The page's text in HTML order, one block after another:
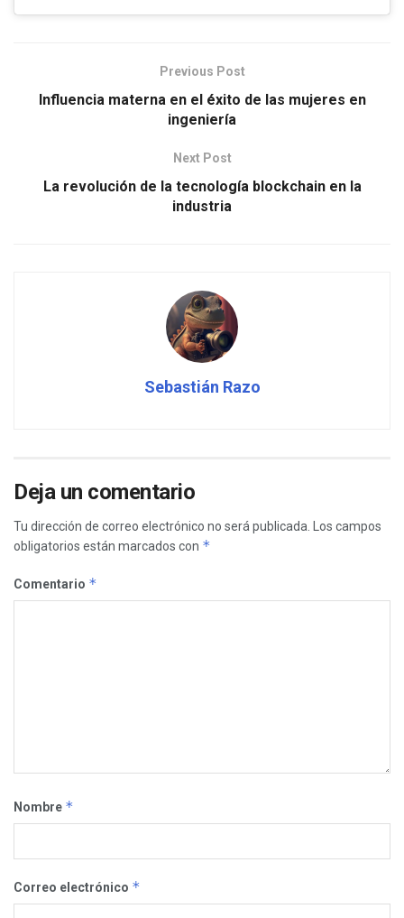
Previous Post
Influencia materna en el éxito de las mujeres en
ingeniería
Next Post
La revolución de la tecnología blockchain en la
industria
Sebastián Razo
Deja un comentario
Tu dirección de correo electrónico no será publicada.
Los campos
obligatorios están marcados con *
Comentario *
Nombre *
Correo electrónico *